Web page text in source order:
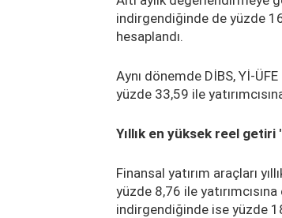
indirgendiğinde de yüzde
hesaplandı.
Aynı dönemde DİBS, Yİ-
yüzde 33,59 ile
Yıllık en yüksek reel getiri
Finansal yatırım araçları
yüzde 8,76 ile
indirgendiğinde ise yüzde